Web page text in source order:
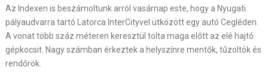
Az Indexen is beszámoltunk arról vasárnap este, hogy a Nyugati
pályaudvarra tartó Latorca InterCityvel ütközött egy autó Cegléden.
A vonat több száz méteren keresztül tolta maga előtt az elé hajtó
gépkocsit. Nagy számban érkeztek a helyszínre mentők, tűzoltók és
rendőrök.